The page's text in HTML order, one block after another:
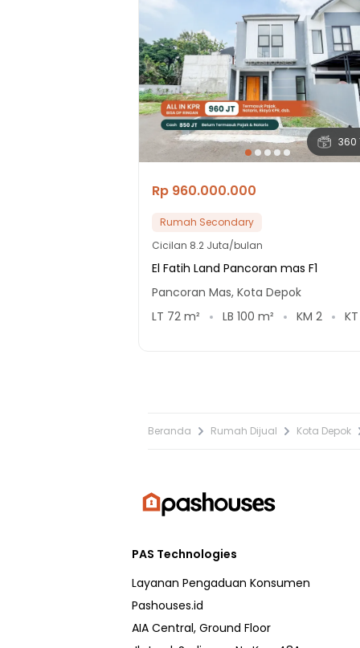
360
Rp 960.000.000
Rumah Secondary
Cicilan 8.2 Juta/bulan
El Fatih Land Pancoran mas F1
Pancoran Mas, Kota Depok
LT 72 m² LB 100 m² KM 2 KT
Beranda Rumah Dijual Kota Depok
PAS Technologies
Layanan Pengaduan Konsumen
Pashouses.id
AIA Central, Ground Floor